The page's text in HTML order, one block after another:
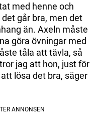
med henne och
går bra, men det
än. Axeln måste
göra övningar med
tåla att tävla, så
jag att hon, just för
lösa det bra, säger